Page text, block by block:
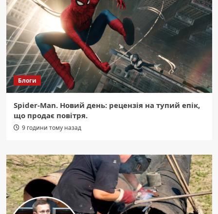
Блоги
Spider-Man. Новий день: рецензія на тупий епік,
що продає повітря.
9 години тому назад